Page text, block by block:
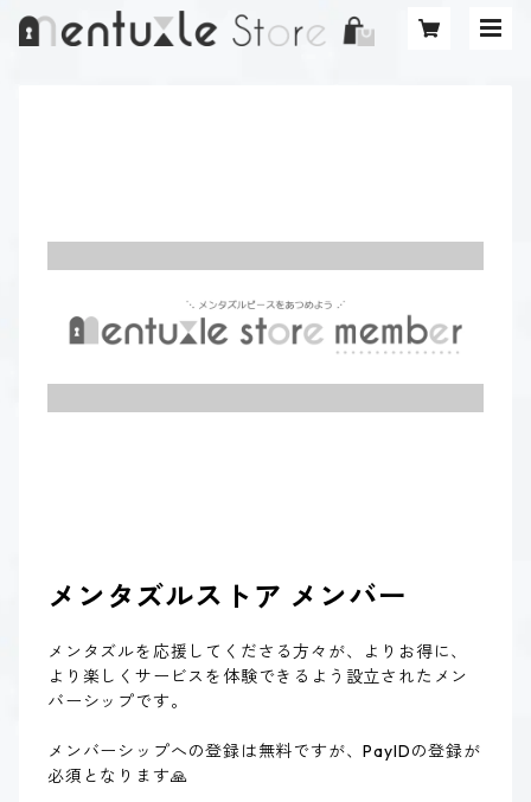
メンタズルストア メンバー
メンタズルを応援してくださる方々が、よりお得に、
より楽しくサービスを体験できるよう設立されたメン
バーシップです。
メンバーシップへの登録は無料ですが、PayIDの登録が
必須となります🙏